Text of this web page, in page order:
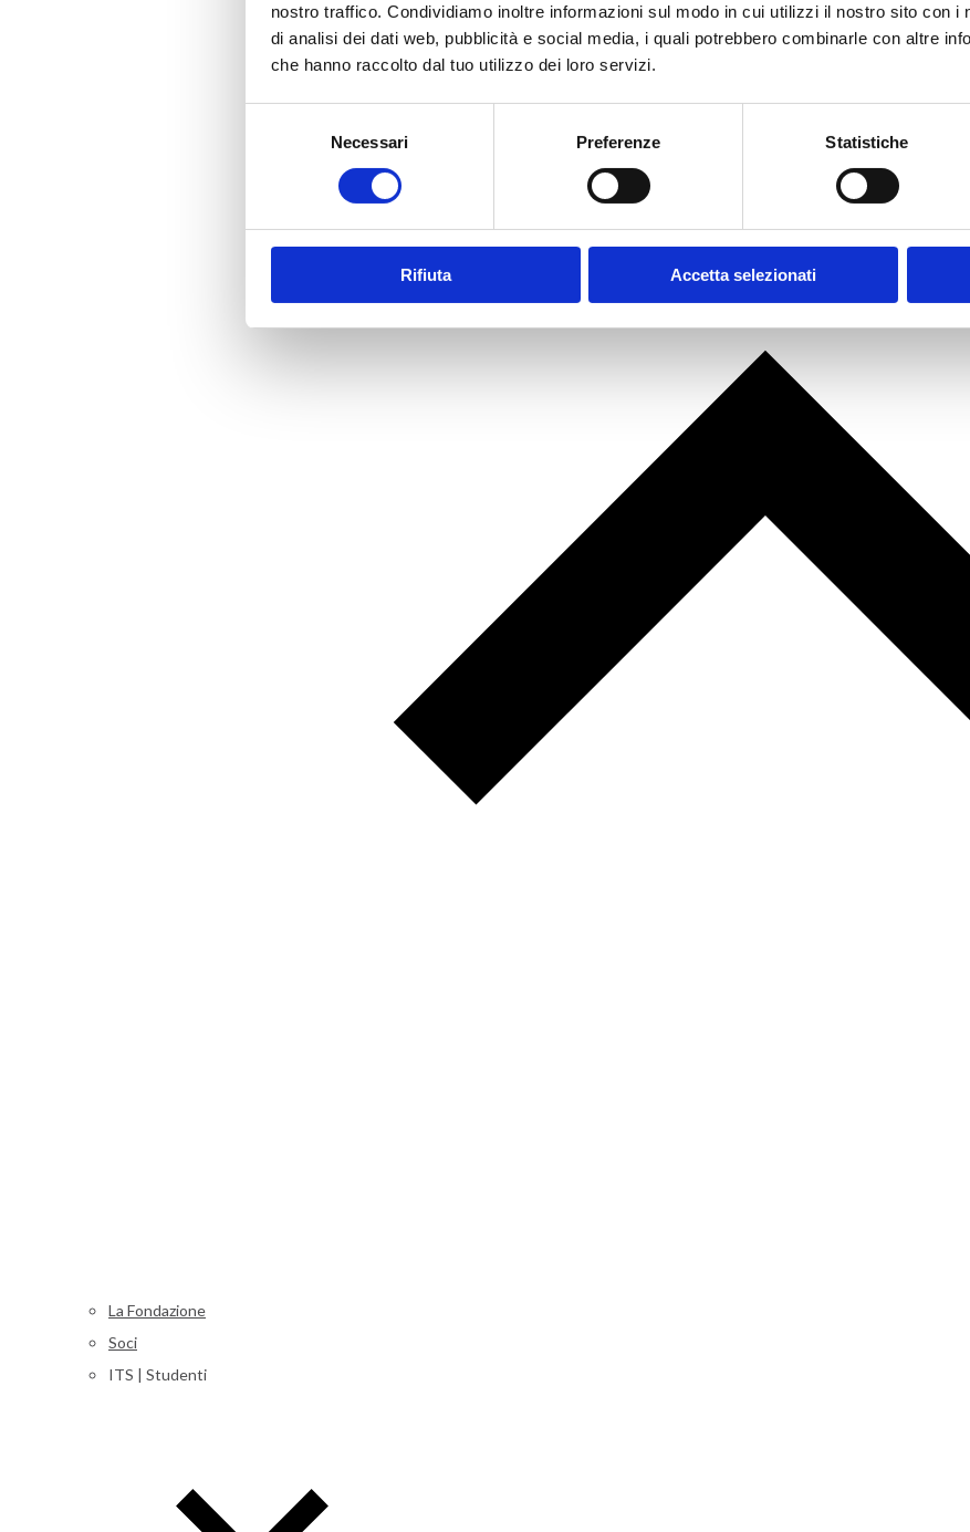
nostro traffico. Condividiamo inoltre informazioni sul modo in cui utilizzi il nostro sito con i
di analisi dei dati web, pubblicità e social media, i quali potrebbero combinarle con altre
che hanno raccolto dal tuo utilizzo dei loro servizi.
Necessari Preferenze Statistiche
Rifiuta Accetta selezionati
La Fondazione
Soci
ITS | Studenti